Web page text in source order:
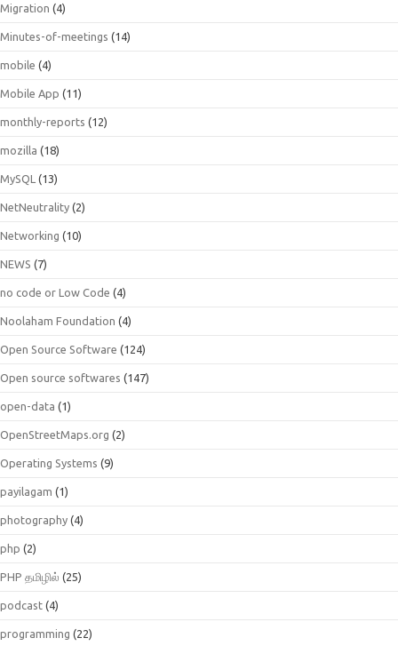
Migration (4)
Minutes-of-meetings (14)
mobile (4)
Mobile App (11)
monthly-reports (12)
mozilla (18)
MySQL (13)
NetNeutrality (2)
Networking (10)
NEWS (7)
no code or Low Code (4)
Noolaham Foundation (4)
Open Source Software (124)
Open source softwares (147)
open-data (1)
OpenStreetMaps.org (2)
Operating Systems (9)
payilagam (1)
photography (4)
php (2)
PHP தமிழில் (25)
podcast (4)
programming (22)